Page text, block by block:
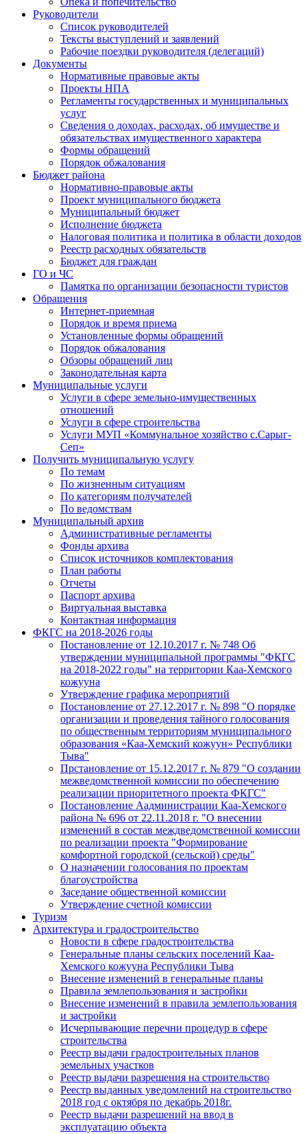
Руководители
Список руководителей
Тексты выступлений и заявлений
Рабочие поездки руководителя (делегаций)
Документы
Нормативные правовые акты
Проекты НПА
Регламенты государственных и муниципальных
услуг
Сведения о доходах, расходах, об имуществе и
обязательствах имущественного характера
Формы обращений
Порядок обжалования
Бюджет района
Нормативно-правовые акты
Проект муниципального бюджета
Муниципальный бюджет
Исполнение бюджета
Налоговая политика и политика в области доходов
Реестр расходных обязательств
Бюджет для граждан
ГО и ЧС
Памятка по организации безопасности туристов
Обращения
Интернет-приемная
Порядок и время приема
Установленные формы обращений
Порядок обжалования
Обзоры обращений лиц
Законодательная карта
Муниципальные услуги
Услуги в сфере земельно-имущественных
отношений
Услуги в сфере строительства
Услуги МУП «Коммунальное хозяйство с.Сарыг-
Сеп»
Получить муниципальную услугу
По темам
По жизненным ситуациям
По категориям получателей
По ведомствам
Муниципальный архив
Административные регламенты
Фонды архива
Список источников комплектования
План работы
Отчеты
Паспорт архива
Виртуальная выставка
Контактная информация
ФКГС на 2018-2026 годы
Постановление от 12.10.2017 г. № 748 Об
утверждении муниципальной программы "ФКГС
на 2018-2022 годы" на территории Каа-Хемского
кожууна
Утверждение графика мероприятий
Постановление от 27.12.2017 г. № 898 "О порядке
организации и проведения тайного голосования
по общественным территориям муниципального
образования «Каа-Хемский кожуун» Республики
Тыва"
Прстановление от 15.12.2017 г. № 879 "О создании
межведомственной комиссии по обеспечению
реализации приоритетного проекта ФКГС"
Постановление Аадминистрации Каа-Хемского
района № 696 от 22.11.2018 г. "О внесении
изменений в состав междведомственной комиссии
по реализации проекта "Формирование
комфортной городской (сельской) среды"
О назначении голосования по проектам
благоустройства
Заседание общественной комиссии
Утверждение счетной комиссии
Туризм
Архитектура и градостроительство
Новости в сфере градостроительства
Генеральные планы сельских поселений Каа-
Хемского кожууна Республики Тыва
Внесение изменений в генеральные планы
Правила землепользования и застройки
Внесение изменений в правила землепользования
и застройки
Исчерпывающие перечни процедур в сфере
строительства
Реестр выдачи градостроительных планов
земельных участков
Реестр выдачи разрешения на строительство
Реестр выданных уведомлений на строительство
2018 год с октября по декабрь 2018г.
Реестр выдачи разрешений на ввод в
эксплуатацию объекта